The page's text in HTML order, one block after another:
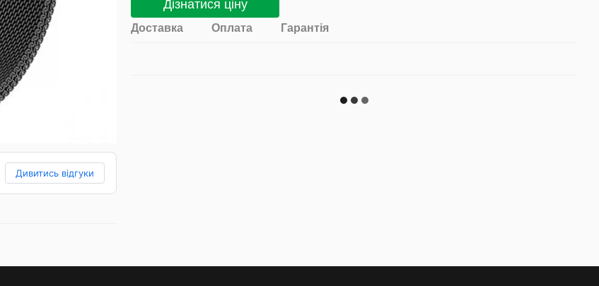
Дивитись відгуки
Дізнатися ціну
Доставка Оплата Гарантія